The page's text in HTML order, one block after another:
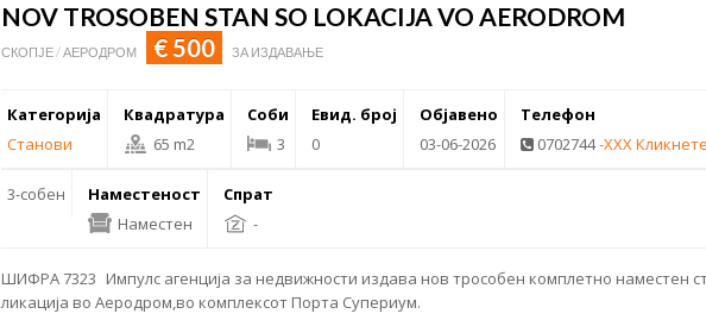
NOV TROSOBEN STAN SO LOKACIJA VO AERODROM
СКОПЈЕ / АЕРОДРОМ € 500 ЗА ИЗДАВАЊЕ
Категорија
Станови
Квадратура
65 m2
Соби
3
Евид. број
0
Објавено
03-06-2026
Телефон
0702744-XXX
3-собен
Наместеност
Наместен
Спрат
-
ШИФРА 7323 Импулс агенција за недвижности издава нов трособен комплетно наместен
ликација во Аеродром,во комплексот Порта Супериум.